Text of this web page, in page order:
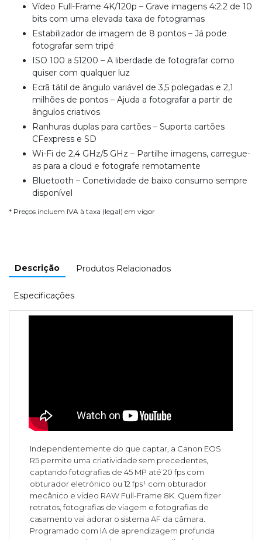
Vídeo Full-Frame 4K/120p – Grave imagens 4:2:2 de 10
bits com uma elevada taxa de fotogramas
Estabilizador de imagem de 8 pontos – Já pode
fotografar sem tripé
ISO 100 a 51200 – A liberdade de fotografar como
quiser com qualquer luz
Ecrã tátil de ângulo variável de 3,5 polegadas e 2,1
milhões de pontos – Ajuda a fotografar a partir de
ângulos criativos
Ranhuras duplas para cartões – Suporta cartões
CFexpress e SD
Wi-Fi de 2,4 GHz/5 GHz – Partilhe imagens, carregue-
as para a cloud e fotografe remotamente
Bluetooth – Conetividade de baixo consumo sempre
disponível
* Preços incluem IVA à taxa (legal) em vigor
Descrição Produtos Relacionados
Especificações
Independentemente do que captar, a Canon EOS
R5 permite uma criatividade sem precedentes,
captando fotografias de 45 MP até 20 fps com
obturador eletrónico ou 12 fps¹ com obturador
mecânico e vídeo RAW Full-Frame 8K. Quem fizer
retratos, fotografias de viagem e fotografias de
casamento vai adorar o sistema AF da câmara.
Programado com IA de aprendizagem profunda